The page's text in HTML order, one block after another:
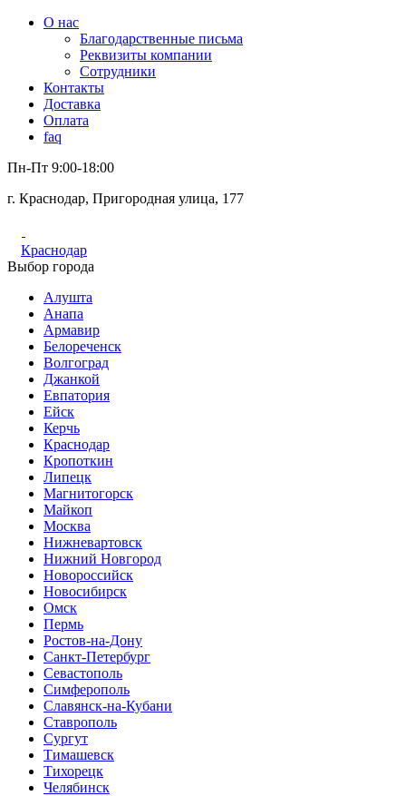
О нас
Благодарственные письма
Реквизиты компании
Сотрудники
Контакты
Доставка
Оплата
faq
Пн-Пт 9:00-18:00
г. Краснодар, Пригородная улица, 177
Краснодар
Выбор города
Алушта
Анапа
Армавир
Белореченск
Волгоград
Джанкой
Евпатория
Ейск
Керчь
Краснодар
Кропоткин
Липецк
Магнитогорск
Майкоп
Москва
Нижневартовск
Нижний Новгород
Новороссийск
Новосибирск
Омск
Пермь
Ростов-на-Дону
Санкт-Петербург
Севастополь
Симферополь
Славянск-на-Кубани
Ставрополь
Сургут
Тимашевск
Тихорецк
Челябинск